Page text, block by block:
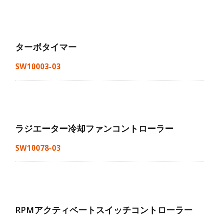
ターボタイマー
SW10003-03
ラジエーター冷却ファンコントローラー
SW10078-03
RPMアクティベートスイッチコントローラー